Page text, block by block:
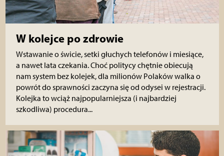
W kolejce po zdrowie
Wstawanie o świcie, setki głuchych telefonów i miesiące,
a nawet lata czekania. Choć politycy chętnie obiecują
nam system bez kolejek, dla milionów Polaków walka o
powrót do sprawności zaczyna się od odysei w rejestracji.
Kolejka to wciąż najpopularniejsza (i najbardziej
szkodliwa) procedura...